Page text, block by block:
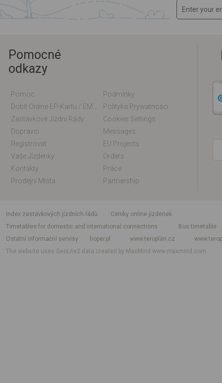
Pomocné
odkazy
Pomoc
Podmínky
Polityka Prywatności
Zastávkové Jízdní Řády
Cookies Settings
Dopravci
Messages
Registrovat
EU Projects
Vaše Jízdenky
Orders
Kontakty
Práce
Prodejní Místa
Partnership
index zastávkových jízdních řádů
Ceníky online jízdenek
Timetables for domestic and international connections
Bus timetable
Ostatní informační servisy
hoper.pl www.teroplan.cz
The website uses GeoLite2 data created by MaxMindwww.maxmind.com